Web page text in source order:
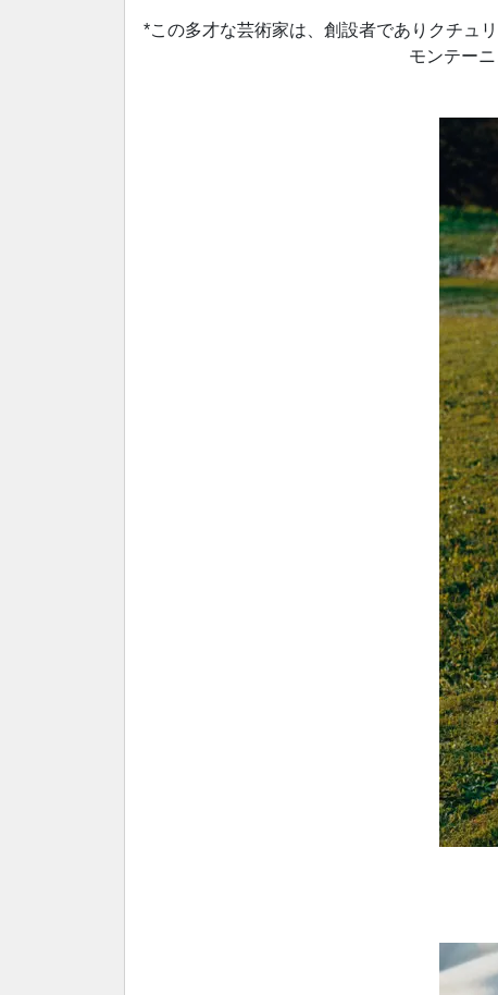
*この多才な芸術家は、創設者でありクチュ
モンテー